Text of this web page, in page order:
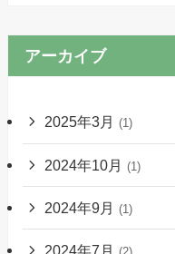
アーカイブ
2025年3月 (1)
2024年10月 (1)
2024年9月 (1)
2024年7月